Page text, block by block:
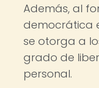
Además, al
democrática
se otorga a
grado de
personal.